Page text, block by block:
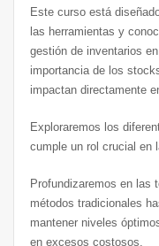
Este curso está
las herramientas y
gestión de inventarios
importancia de los
impactan directamente
Exploraremos los
cumple un rol crucial en
Profundizaremos en las
métodos tradicionales
mantener niveles
en excesos costosos.